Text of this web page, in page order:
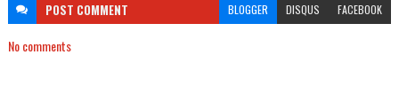
POST COMMENT BLOGGER DISQUS FACEBOOK
No comments